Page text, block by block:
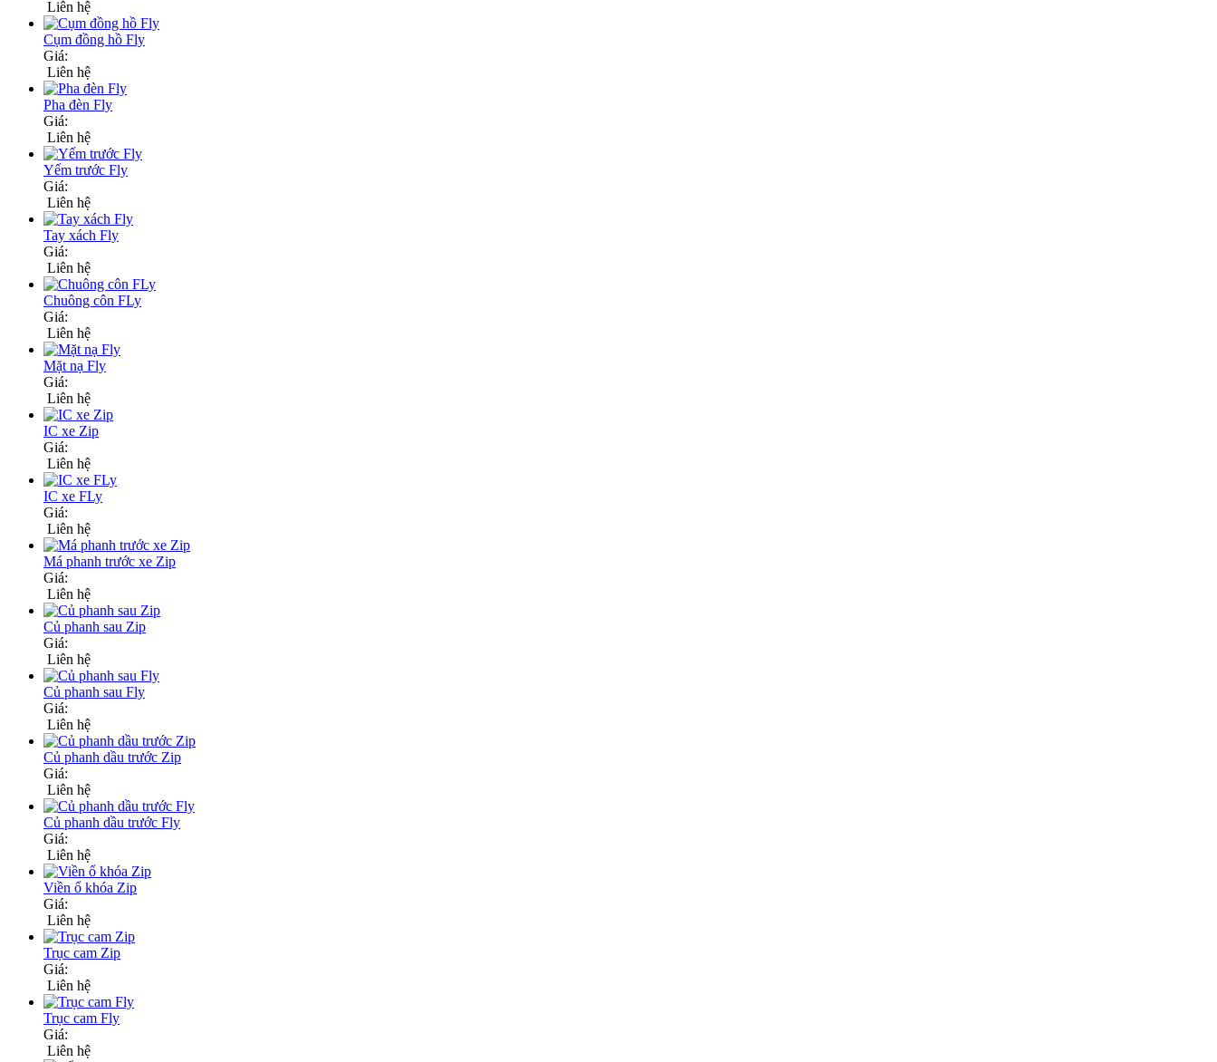
Liên hệ
Cụm đồng hồ Fly
Giá:
Liên hệ
Pha đèn Fly
Giá:
Liên hệ
Yếm trước Fly
Giá:
Liên hệ
Tay xách Fly
Giá:
Liên hệ
Chuông côn FLy
Giá:
Liên hệ
Mặt nạ Fly
Giá:
Liên hệ
IC xe Zip
Giá:
Liên hệ
IC xe FLy
Giá:
Liên hệ
Má phanh trước xe Zip
Giá:
Liên hệ
Củ phanh sau Zip
Giá:
Liên hệ
Củ phanh sau Fly
Giá:
Liên hệ
Củ phanh dầu trước Zip
Giá:
Liên hệ
Củ phanh dầu trước Fly
Giá:
Liên hệ
Viền ổ khóa Zip
Giá:
Liên hệ
Trục cam Zip
Giá:
Liên hệ
Trục cam Fly
Giá:
Liên hệ